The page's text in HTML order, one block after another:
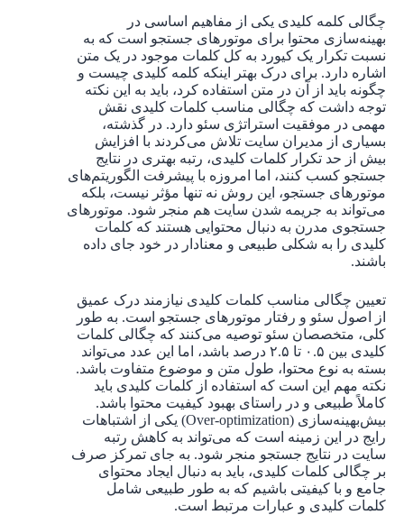
چگالی کلمه کلیدی یکی از مفاهیم اساسی در
بهینه‌سازی محتوا برای موتورهای جستجو است که به
نسبت تکرار یک کیورد به کل کلمات موجود در یک متن
اشاره دارد. برای درک بهتر اینکه کلمه کلیدی چیست و
چگونه باید از آن در متن استفاده کرد، باید به این نکته
توجه داشت که چگالی مناسب کلمات کلیدی نقش
مهمی در موفقیت استراتژی سئو دارد. در گذشته،
بسیاری از مدیران سایت تلاش می‌کردند با افزایش
بیش از حد تکرار کلمات کلیدی، رتبه بهتری در نتایج
جستجو کسب کنند، اما امروزه با پیشرفت الگوریتم‌های
موتورهای جستجو، این روش نه تنها مؤثر نیست، بلکه
می‌تواند به جریمه شدن سایت هم منجر شود. موتورهای
جستجوی مدرن به دنبال محتوایی هستند که کلمات
کلیدی را به شکلی طبیعی و معنادار در خود جای داده
باشند.
تعیین چگالی مناسب کلمات کلیدی نیازمند درک عمیق
از اصول سئو و رفتار موتورهای جستجو است. به طور
کلی، متخصصان سئو توصیه می‌کنند که چگالی کلمات
کلیدی بین ۰.۵ تا ۲.۵ درصد باشد، اما این عدد می‌تواند
بسته به نوع محتوا، طول متن و موضوع متفاوت باشد.
نکته مهم این است که استفاده از کلمات کلیدی باید
کاملاً طبیعی و در راستای بهبود کیفیت محتوا باشد.
بیش‌بهینه‌سازی (Over-optimization) یکی از اشتباهات
رایج در این زمینه است که می‌تواند به کاهش رتبه
سایت در نتایج جستجو منجر شود. به جای تمرکز صرف
بر چگالی کلمات کلیدی، باید به دنبال ایجاد محتوای
جامع و با کیفیتی باشیم که به طور طبیعی شامل
کلمات کلیدی و عبارات مرتبط است.